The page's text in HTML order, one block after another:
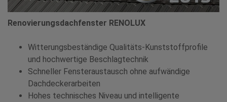
Renovierungsdachfenster RENOLUX
Witterungsbeständige Qualitäts-Kunststoffprofile
und hochwertige Beschlagtechnik
Schneller Fensteraustausch ohne aufwändige
Dachdeckerarbeiten
Hohes technisches Niveau und intelligente